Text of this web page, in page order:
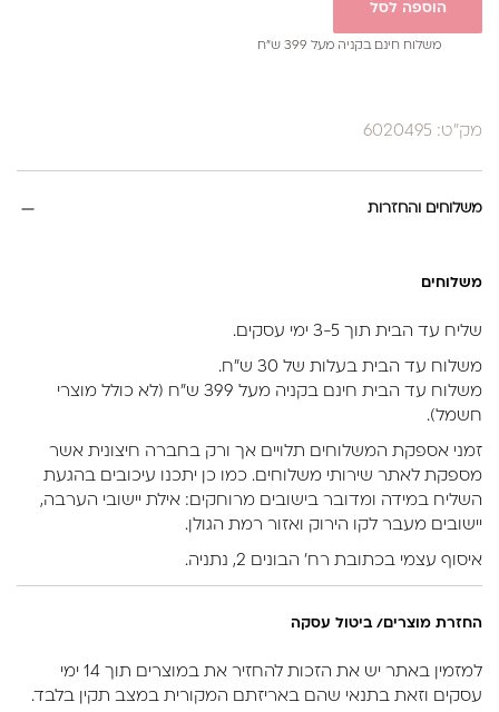
הוספה לסל
משלוח חינם בקניה מעל 399 ש”ח
מק"ט: 6020495
משלוחים והחזרות
משלוחים
שליח עד הבית תוך 3-5 ימי עסקים.
משלוח עד הבית בעלות של 30 ש״ח.
משלוח עד הבית חינם בקניה מעל 399 ש״ח (לא כולל מוצרי
חשמל).
זמני אספקת המשלוחים תלויים אך ורק בחברה חיצונית אשר
מספקת לאתר שירותי משלוחים. כמו כן יתכנו עיכובים בהגעת
השליח במידה ומדובר בישובים מרוחקים: אילת יישובי הערבה,
יישובים מעבר לקו הירוק ואזור רמת הגולן.
איסוף עצמי בכתובת רח’ הבונים 2, נתניה.
החזרת מוצרים/ ביטול עסקה
למזמין באתר יש את הזכות להחזיר את במוצרים תוך 14 ימי
עסקים וזאת בתנאי שהם באריזתם המקורית במצב תקין בלבד.